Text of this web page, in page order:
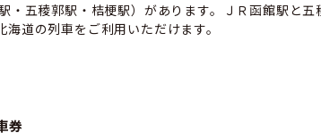
・五稜郭駅・桔梗駅）があります。ＪＲ函館駅と
道の列車をご利用いただけます。
券